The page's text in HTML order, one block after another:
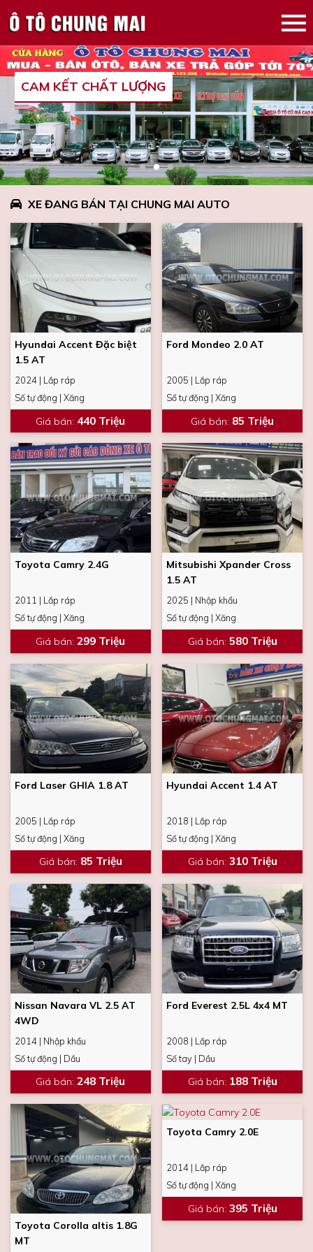
CAM KẾT CHẤT LƯỢNG
TRẢ GÓP TỚI 70%
XE ĐANG BÁN TẠI CHUNG MAI AUTO
Hyundai Accent Đặc biệt
1.5 AT
2024 | Lắp ráp
Số tự động | Xăng
Giá bán: 440 Triệu
Ford Mondeo 2.0 AT
2005 | Lắp ráp
Số tự động | Xăng
Giá bán: 85 Triệu
Toyota Camry 2.4G
2011 | Lắp ráp
Số tự động | Xăng
Giá bán:299 Triệu
Mitsubishi Xpander Cross
1.5 AT
2025 | Nhập khẩu
Số tự động | Xăng
Giá bán: 580 Triệu
Ford Laser GHIA 1.8 AT
2005 | Lắp ráp
Số tự động | Xăng
Giá bán: 85 Triệu
Hyundai Accent 1.4 AT
2018 | Lắp ráp
Số tự động | Xăng
Giá bán: 310 Triệu
Nissan Navara VL 2.5 AT
4WD
2014 | Nhập khẩu
Số tự động | Dầu
Giá bán:248 Triệu
Ford Everest 2.5L 4x4 MT
2008 | Lắp ráp
Số tay | Dầu
Giá bán: 188 Triệu
Toyota Corolla altis 1.8G
MT
Toyota Camry 2.0E
2014 | Lắp ráp
Số tự động | Xăng
Giá bán: 395 Triệu